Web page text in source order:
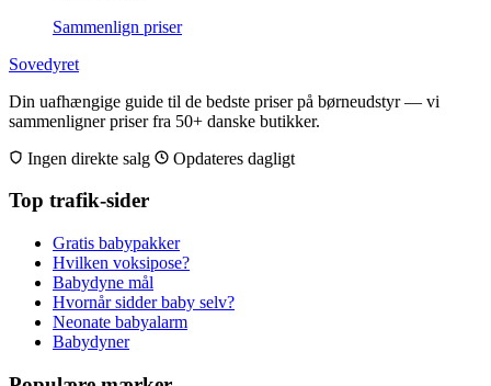
Sammenlign priser
Sovedyret
Din uafhængige guide til de bedste priser på børneudstyr — vi
sammenligner priser fra 50+ danske butikker.
Ingen direkte salg
Opdateres dagligt
Top trafik-sider
Gratis babypakker
Hvilken voksipose?
Babydyne mål
Hvornår sidder baby selv?
Neonate babyalarm
Babydyner